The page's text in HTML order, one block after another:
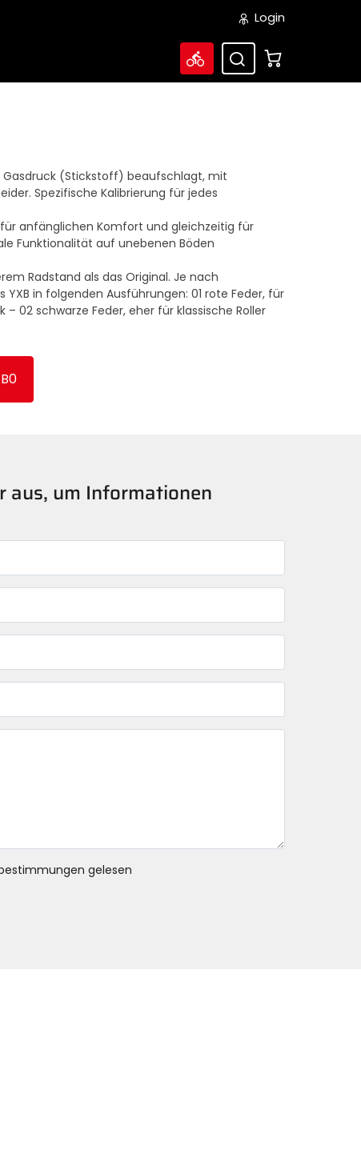
Login
(Stickstoff) beaufschlagt, mit
Spezifische Kalibrierung für jedes
anfänglichen Komfort und gleichzeitig für
Funktionalität auf unebenen Böden
Radstand als das Original. Je nach
YXB in folgenden Ausführungen: 01 rote Feder, für
02 schwarze Feder, eher für klassische Roller
aus, um Informationen
gelesen